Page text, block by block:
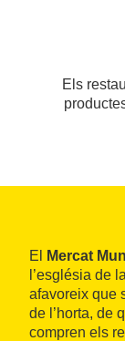
Els
El Mercat
l’església de
afavoreix que
de l’horta, de
compren els